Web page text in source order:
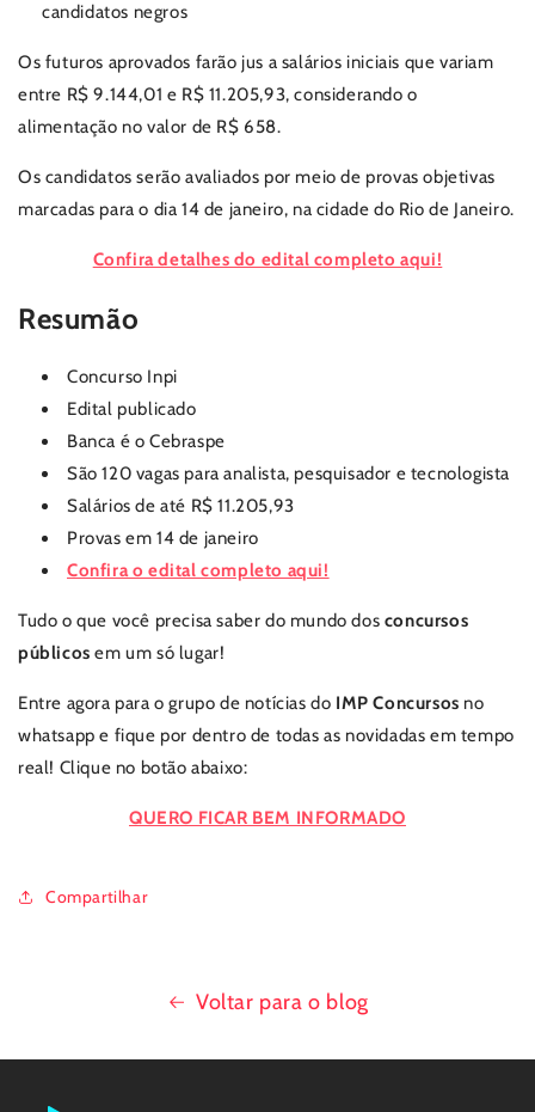
candidatos negros
Os futuros aprovados farão jus a salários iniciais que variam
entre R$ 9.144,01 e R$ 11.205,93, considerando o
alimentação no valor de R$ 658.
Os candidatos serão avaliados por meio de provas objetivas
marcadas para o dia 14 de janeiro, na cidade do Rio de Janeiro.
Confira detalhes do edital completo aqui!
Resumão
Concurso Inpi
Edital publicado
Banca é o Cebraspe
São 120 vagas para analista, pesquisador e tecnologista
Salários de até R$ 11.205,93
Provas em 14 de janeiro
Confira o edital completo aqui!
Tudo o que você precisa saber do mundo dos concursos
públicos em um só lugar!
Entre agora para o grupo de notícias do IMP Concursos no
whatsapp e fique por dentro de todas as novidadas em tempo
real! Clique no botão abaixo:
QUERO FICAR BEM INFORMADO
Compartilhar
Voltar para o blog